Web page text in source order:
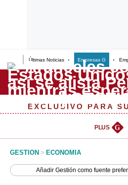
Últimas Noticias Empresas G
Lo último
Peru Quiosco
Management & Empleo
EXCLUSIVO PARA
PLUS G
GESTION > ECONOMIA
AñadirGestión como fuente